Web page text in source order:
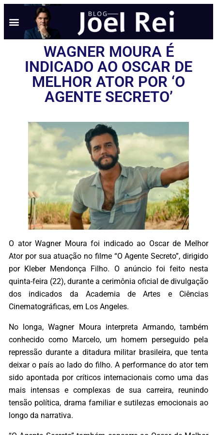
WAGNER MOURA É
INDICADO AO OSCAR DE
MELHOR ATOR POR ‘O
AGENTE SECRETO’
O ator Wagner Moura foi indicado ao Oscar de Melhor
Ator por sua atuação no filme “O Agente Secreto”, dirigido
por Kleber Mendonça Filho. O anúncio foi feito nesta
quinta-feira (22), durante a cerimônia oficial de divulgação
dos indicados da Academia de Artes e Ciências
Cinematográficas, em Los Angeles.
No longa, Wagner Moura interpreta Armando, também
conhecido como Marcelo, um homem perseguido pela
repressão durante a ditadura militar brasileira, que tenta
deixar o país ao lado do filho. A performance do ator tem
sido apontada por críticos internacionais como uma das
mais intensas e complexas de sua carreira, reunindo
tensão política, drama familiar e sutilezas emocionais ao
longo da narrativa.